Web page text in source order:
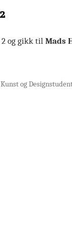
og gikk til Mads
og